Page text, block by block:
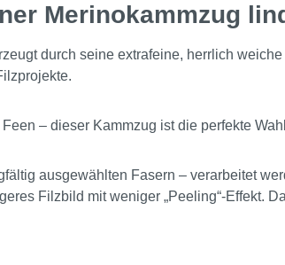
Merinokammzug
durch seine extrafeine, herrlich
– dieser Kammzug ist die perfekte
ausgewählten Fasern – verarbeitet
Filzbild mit weniger „Peeling“-Effekt.